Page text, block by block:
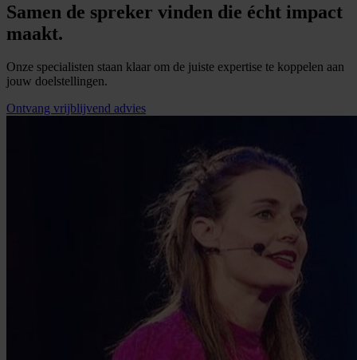
Samen de spreker vinden die écht impact
maakt.
Onze specialisten staan klaar om de juiste expertise te koppelen aan
jouw doelstellingen.
Ontvang vrijblijvend advies